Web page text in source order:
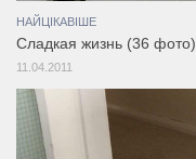
НАЙЦІКАВІШЕ
Сладкая жизнь (36 фото)
11.04.2011